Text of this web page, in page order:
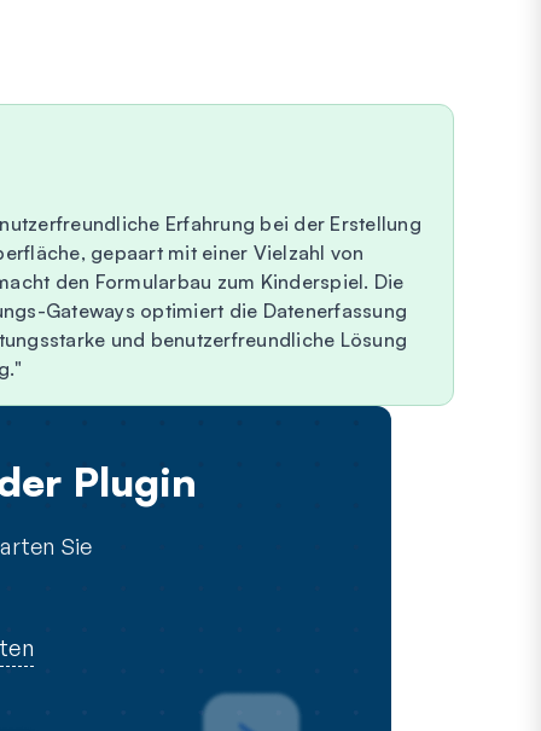
Erfahrung bei der Erstellung
gepaart mit einer Vielzahl von
den Formularbau zum Kinderspiel. Die
Gateways optimiert die Datenerfassung
und benutzerfreundliche Lösung
Plugin
Sie